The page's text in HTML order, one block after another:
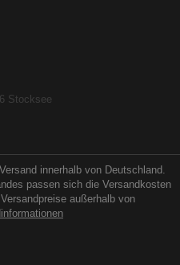
Stocksee
innerhalb von Deutschland.
passen sich die Versandkosten
außerhalb von